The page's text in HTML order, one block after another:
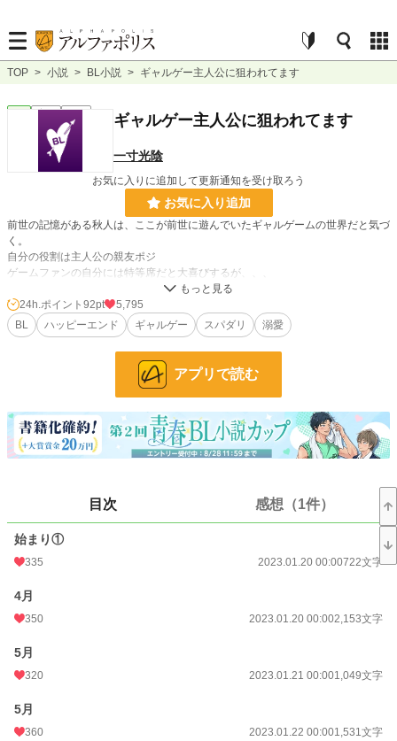
TOP > 小説 > BL小説 > ギャルゲー主人公に狙われてます
完結 短編 ギャルゲー主人公に狙われてます
一寸光陰
お気に入りに追加して更新通知を受け取ろう
お気に入り追加
前世の記憶がある秋人は、ここが前世に遊んでいたギャルゲームの世界だと気づ
く。
自分の役割は主人公の親友ポジ
ゲームファンの自分には特等席だと大喜びするが、、、
小説 11,015 位 / 228,732 件
文字数 21,407
2023.01.20 00:00
週間ポイント
月間ポイント
年間ポイント
累計ポイント
24h.ポイント 92pt
5,795
BL
ハッピーエンド ギャルゲー スパダリ 溺愛
アプリで読む
目次 感想（1件）
始まり①
335 2023.01.20 00:00722文字
4月
350 2023.01.20 00:002,153文字
5月
320 2023.01.21 00:001,049文字
5月
360 2023.01.22 00:001,531文字